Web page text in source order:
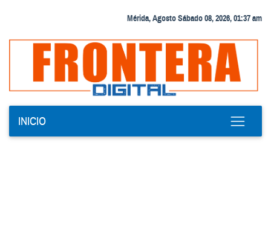
Mérida, Agosto Sábado 08, 2026, 01:37 am
INICIO